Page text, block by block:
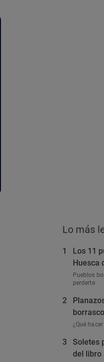
Lo más
1
Los 11
Huesca
Pueblos
perderte
2
¿Qué
3
Soletes
del libro